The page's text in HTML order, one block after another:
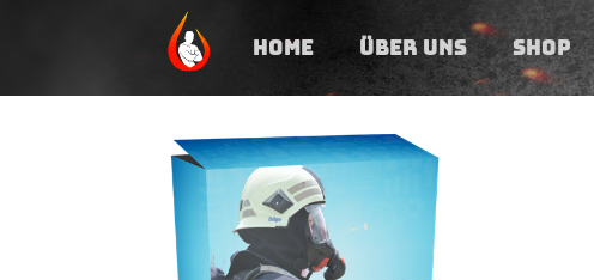
HOME ÜBER UNS SHOP